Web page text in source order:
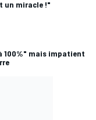
un miracle !"
100%" mais impatient